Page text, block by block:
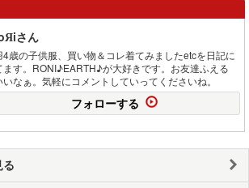
さん
4歳の子供服、買い物＆コレ着てみましたetcを日記に
ます。RONI♪EARTH♪が大好きです。お友達ふえる
いなぁ。気軽にコメントしていってくださいね。
フォローする
る